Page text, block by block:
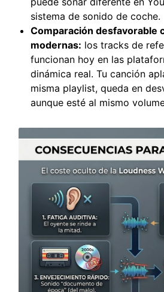
sistema de sonido de coche.
Comparación desfavorable
modernas: los tracks de
funcionan hoy en las
dinámica real. Tu canción
misma playlist, queda en
aunque esté al mismo